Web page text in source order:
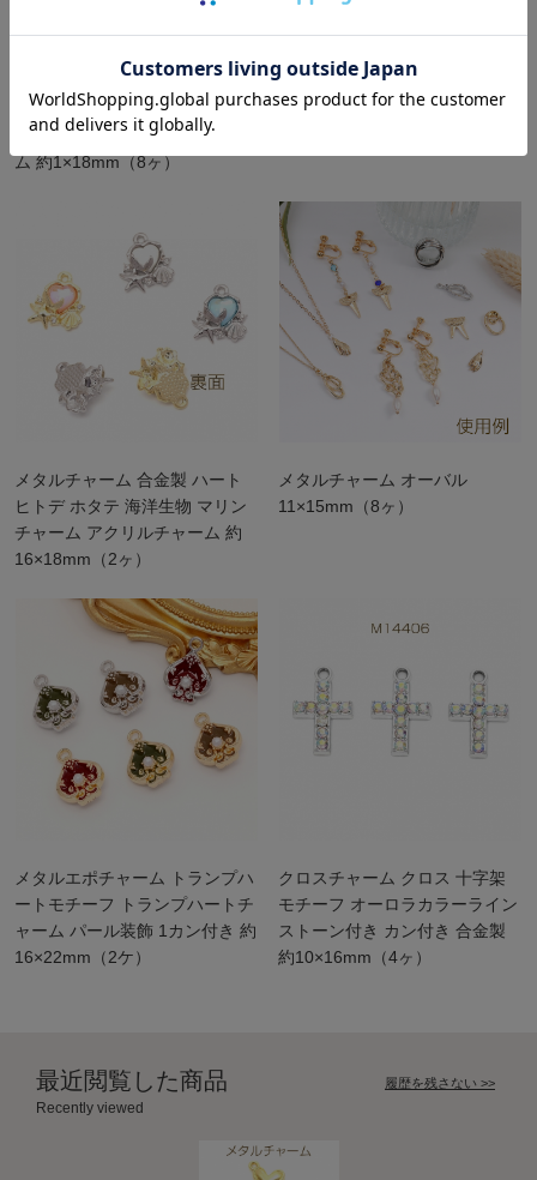
ング シンプル フラット サーク
ル メタルパーツ メタルチャー
ム 約1×18mm（8ヶ）
高品質メタルチャーム 人像
メタルチャーム 合金製 ハート
ヒトデ ホタテ 海洋生物 マリン
チャーム アクリルチャーム 約
16×18mm（2ヶ）
メタルチャーム オーバル
11×15mm（8ヶ）
メタルエポチャーム トランプハ
ートモチーフ トランプハートチ
ャーム パール装飾 1カン付き 約
16×22mm（2ケ）
クロスチャーム クロス 十字架
モチーフ オーロラカラーライン
ストーン付き カン付き 合金製
約10×16mm（4ヶ）
最近閲覧した商品
Recently viewed
履歴を残さない >>